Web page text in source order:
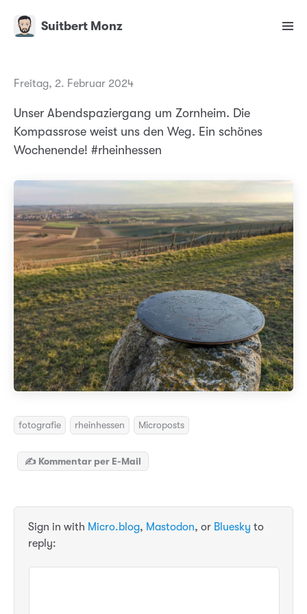
Suitbert Monz
Freitag, 2. Februar 2024
Unser Abendspaziergang um Zornheim. Die
Kompassrose weist uns den Weg. Ein schönes
Wochenende! #rheinhessen
fotografie rheinhessen Microposts
✍️ Kommentar per E-Mail
Sign in with Micro.blog, Mastodon, or Bluesky to
reply: